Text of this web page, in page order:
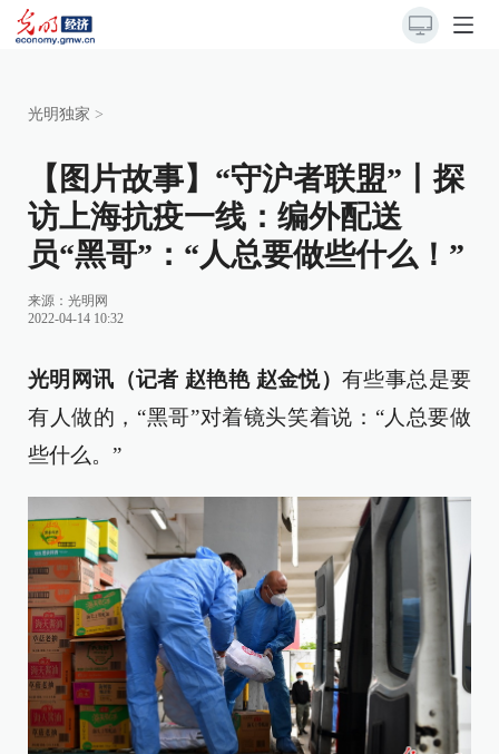
光明独家 >
【图片故事】“守沪者联盟”丨探
访上海抗疫一线：编外配送
员“黑哥”：“人总要做些什么！”
来源： 光明网
2022-04-14 10:32
光明网讯（记者 赵艳艳 赵金悦）有些事总是要
有人做的，“黑哥”对着镜头笑着说：“人总要做
些什么。”